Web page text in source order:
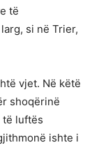
të
si në Trier,
vjet. Në këtë
shoqërinë
të luftës
ishte i